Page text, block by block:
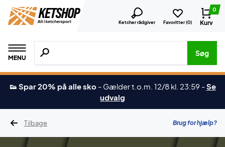
Ketcher rådgiver Favoritter (0)
0
Kurv
MENU
Søg efter produkter, mærker etc.
Søg
👟 Spar 20% på alle sko - Gælder t.o.m. 12/8 kl. 23:59 -Se
udvalg
Tilbage Brug for hjælp?